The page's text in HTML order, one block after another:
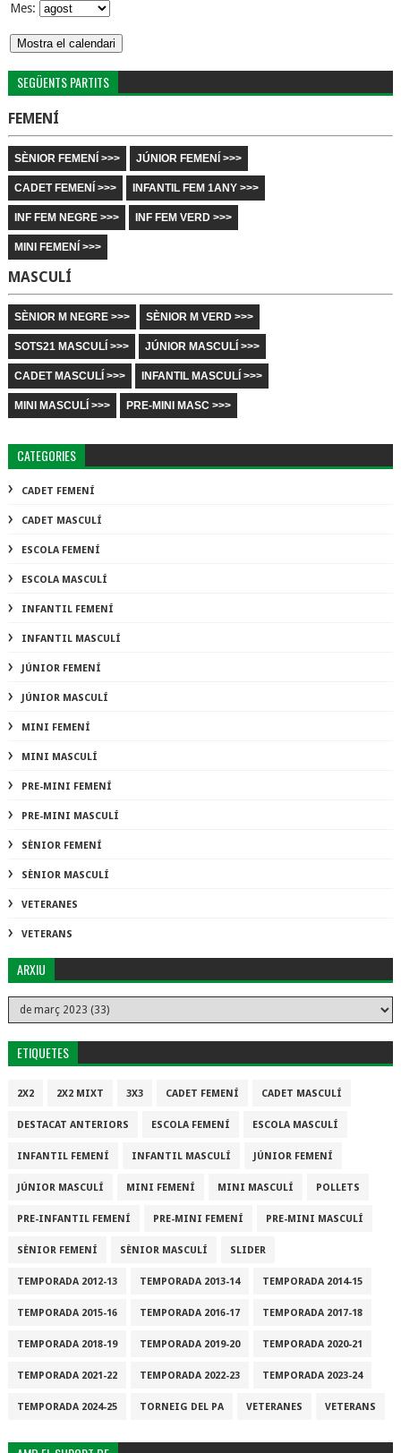
Mes:
SEGÜENTS PARTITS
FEMENÍ
SÈNIOR FEMENÍ >>> JÚNIOR FEMENÍ >>>
CADET FEMENÍ >>> INFANTIL FEM 1ANY >>>
INF FEM NEGRE >>> INF FEM VERD >>>
MINI FEMENÍ >>>
MASCULÍ
SÈNIOR M NEGRE >>> SÈNIOR M VERD >>>
SOTS21 MASCULÍ >>> JÚNIOR MASCULÍ >>>
CADET MASCULÍ >>> INFANTIL MASCULÍ >>>
MINI MASCULÍ >>> PRE-MINI MASC >>>
CATEGORIES
CADET FEMENÍ
CADET MASCULÍ
ESCOLA FEMENÍ
ESCOLA MASCULÍ
INFANTIL FEMENÍ
INFANTIL MASCULÍ
JÚNIOR FEMENÍ
JÚNIOR MASCULÍ
MINI FEMENÍ
MINI MASCULÍ
PRE-MINI FEMENÍ
PRE-MINI MASCULÍ
SÈNIOR FEMENÍ
SÈNIOR MASCULÍ
VETERANES
VETERANS
ARXIU
ETIQUETES
2X2 2X2 MIXT 3X3 CADET FEMENÍ CADET MASCULÍ
DESTACAT ANTERIORS ESCOLA FEMENÍ ESCOLA MASCULÍ
INFANTIL FEMENÍ INFANTIL MASCULÍ JÚNIOR FEMENÍ
JÚNIOR MASCULÍ MINI FEMENÍ MINI MASCULÍ POLLETS
PRE-INFANTIL FEMENÍ PRE-MINI FEMENÍ PRE-MINI MASCULÍ
SÈNIOR FEMENÍ SÈNIOR MASCULÍ SLIDER
TEMPORADA 2012-13 TEMPORADA 2013-14 TEMPORADA 2014-15
TEMPORADA 2015-16 TEMPORADA 2016-17 TEMPORADA 2017-18
TEMPORADA 2018-19 TEMPORADA 2019-20 TEMPORADA 2020-21
TEMPORADA 2021-22 TEMPORADA 2022-23 TEMPORADA 2023-24
TEMPORADA 2024-25 TORNEIG DEL PA VETERANES VETERANS